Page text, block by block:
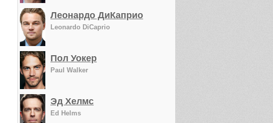
Леонардо ДиКаприо
Leonardo DiCaprio
Пол Уокер
Paul Walker
Эд Хелмс
Ed Helms